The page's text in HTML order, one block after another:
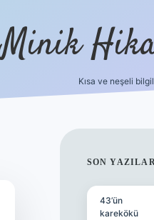
Minik
Kısa ve neşeli
SON
43’ün
karekökü